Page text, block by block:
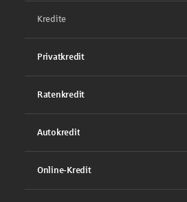
Kredite
Privatkredit
Ratenkredit
Autokredit
Online-Kredit